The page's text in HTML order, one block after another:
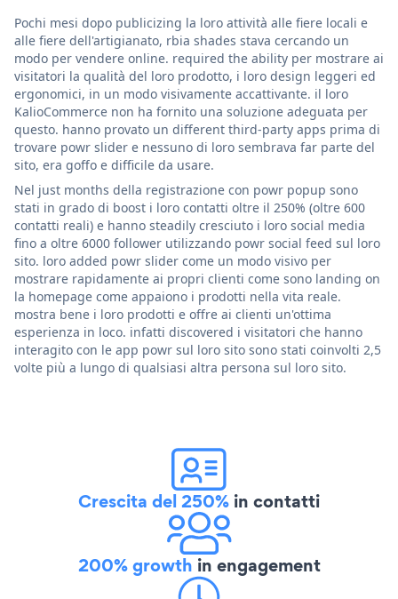
Pochi mesi dopo publicizing la loro attività alle fiere locali e
alle fiere dell'artigianato, rbia shades stava cercando un
modo per vendere online. required the ability per mostrare ai
visitatori la qualità del loro prodotto, i loro design leggeri ed
ergonomici, in un modo visivamente accattivante. il loro
KalioCommerce non ha fornito una soluzione adeguata per
questo. hanno provato un different third-party apps prima di
trovare powr slider e nessuno di loro sembrava far parte del
sito, era goffo e difficile da usare.
Nel just months della registrazione con powr popup sono
stati in grado di boost i loro contatti oltre il 250% (oltre 600
contatti reali) e hanno steadily cresciuto i loro social media
fino a oltre 6000 follower utilizzando powr social feed sul loro
sito. loro added powr slider come un modo visivo per
mostrare rapidamente ai propri clienti come sono landing on
la homepage come appaiono i prodotti nella vita reale.
mostra bene i loro prodotti e offre ai clienti un'ottima
esperienza in loco. infatti discovered i visitatori che hanno
interagito con le app powr sul loro sito sono stati coinvolti 2,5
volte più a lungo di qualsiasi altra persona sul loro sito.
Crescita del 250% in contatti
200% growth in engagement